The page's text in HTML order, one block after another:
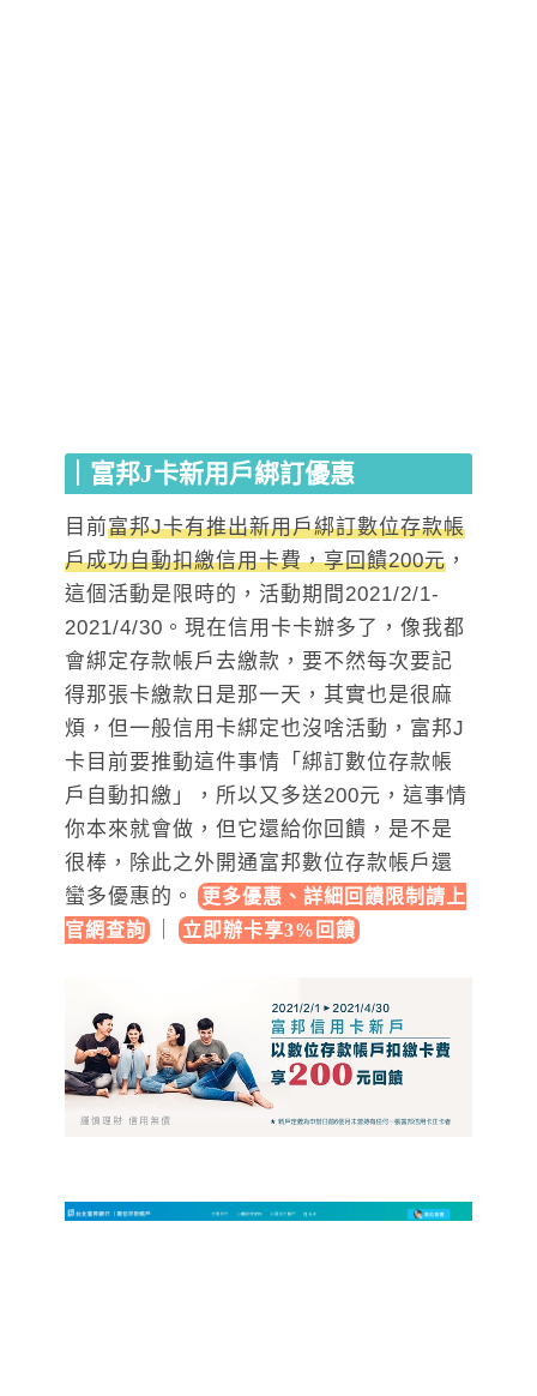
｜富邦J卡新用戶綁訂優惠
目前富邦J卡有推出新用戶綁訂數位存款帳
戶成功自動扣繳信用卡費，享回饋200元 ，
這個活動是限時的，活動期間2021/2/1-
2021/4/30。現在信用卡卡辦多了，像我都
會綁定存款帳戶去繳款，要不然每次要記
得那張卡繳款日是那一天，其實也是很麻
煩，但一般信用卡綁定也沒啥活動，富邦J
卡目前要推動這件事情「綁訂數位存款帳
戶自動扣繳」，所以又多送200元，這事情
你本來就會做，但它還給你回饋，是不是
很棒，除此之外開通富邦數位存款帳戶還
蠻多優惠的。
更多優惠、詳細回饋限制請上
官網查詢
立即辦卡享3%回饋